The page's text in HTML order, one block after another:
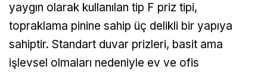
yaygın olarak kullanılan tip F priz tipi,
topraklama pinine sahip üç delikli bir yapıya
sahiptir. Standart duvar prizleri, basit ama
işlevsel olmaları nedeniyle ev ve ofis